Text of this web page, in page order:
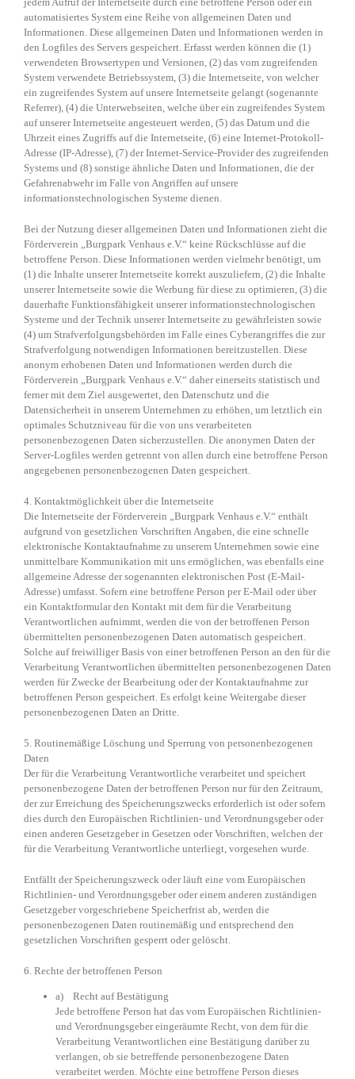
automatisiertes System eine Reihe von allgemeinen Daten und
Informationen. Diese allgemeinen Daten und Informationen werden in
den Logfiles des Servers gespeichert. Erfasst werden können die (1)
verwendeten Browsertypen und Versionen, (2) das vom zugreifenden
System verwendete Betriebssystem, (3) die Internetseite, von welcher
ein zugreifendes System auf unsere Internetseite gelangt (sogenannte
Referrer), (4) die Unterwebseiten, welche über ein zugreifendes System
auf unserer Internetseite angesteuert werden, (5) das Datum und die
Uhrzeit eines Zugriffs auf die Internetseite, (6) eine Internet-Protokoll-
Adresse (IP-Adresse), (7) der Internet-Service-Provider des zugreifenden
Systems und (8) sonstige ähnliche Daten und Informationen, die der
Gefahrenabwehr im Falle von Angriffen auf unsere
informationstechnologischen Systeme dienen.
Bei der Nutzung dieser allgemeinen Daten und Informationen zieht die
Förderverein „Burgpark Venhaus e.V.“ keine Rückschlüsse auf die
betroffene Person. Diese Informationen werden vielmehr benötigt, um
(1) die Inhalte unserer Internetseite korrekt auszuliefern, (2) die Inhalte
unserer Internetseite sowie die Werbung für diese zu optimieren, (3) die
dauerhafte Funktionsfähigkeit unserer informationstechnologischen
Systeme und der Technik unserer Internetseite zu gewährleisten sowie
(4) um Strafverfolgungsbehörden im Falle eines Cyberangriffes die zur
Strafverfolgung notwendigen Informationen bereitzustellen. Diese
anonym erhobenen Daten und Informationen werden durch die
Förderverein „Burgpark Venhaus e.V.“ daher einerseits statistisch und
ferner mit dem Ziel ausgewertet, den Datenschutz und die
Datensicherheit in unserem Unternehmen zu erhöhen, um letztlich ein
optimales Schutzniveau für die von uns verarbeiteten
personenbezogenen Daten sicherzustellen. Die anonymen Daten der
Server-Logfiles werden getrennt von allen durch eine betroffene Person
angegebenen personenbezogenen Daten gespeichert.
4. Kontaktmöglichkeit über die Internetseite
Die Internetseite der Förderverein „Burgpark Venhaus e.V.“ enthält
aufgrund von gesetzlichen Vorschriften Angaben, die eine schnelle
elektronische Kontaktaufnahme zu unserem Unternehmen sowie eine
unmittelbare Kommunikation mit uns ermöglichen, was ebenfalls eine
allgemeine Adresse der sogenannten elektronischen Post (E-Mail-
Adresse) umfasst. Sofern eine betroffene Person per E-Mail oder über
ein Kontaktformular den Kontakt mit dem für die Verarbeitung
Verantwortlichen aufnimmt, werden die von der betroffenen Person
übermittelten personenbezogenen Daten automatisch gespeichert.
Solche auf freiwilliger Basis von einer betroffenen Person an den für die
Verarbeitung Verantwortlichen übermittelten personenbezogenen Daten
werden für Zwecke der Bearbeitung oder der Kontaktaufnahme zur
betroffenen Person gespeichert. Es erfolgt keine Weitergabe dieser
personenbezogenen Daten an Dritte.
5. Routinemäßige Löschung und Sperrung von personenbezogenen
Daten
Der für die Verarbeitung Verantwortliche verarbeitet und speichert
personenbezogene Daten der betroffenen Person nur für den Zeitraum,
der zur Erreichung des Speicherungszwecks erforderlich ist oder sofern
dies durch den Europäischen Richtlinien- und Verordnungsgeber oder
einen anderen Gesetzgeber in Gesetzen oder Vorschriften, welchen der
für die Verarbeitung Verantwortliche unterliegt, vorgesehen wurde.
Entfällt der Speicherungszweck oder läuft eine vom Europäischen
Richtlinien- und Verordnungsgeber oder einem anderen zuständigen
Gesetzgeber vorgeschriebene Speicherfrist ab, werden die
personenbezogenen Daten routinemäßig und entsprechend den
gesetzlichen Vorschriften gesperrt oder gelöscht.
6. Rechte der betroffenen Person
a) Recht auf Bestätigung
Jede betroffene Person hat das vom Europäischen Richtlinien-
und Verordnungsgeber eingeräumte Recht, von dem für die
Verarbeitung Verantwortlichen eine Bestätigung darüber zu
verlangen, ob sie betreffende personenbezogene Daten
verarbeitet werden. Möchte eine betroffene Person dieses